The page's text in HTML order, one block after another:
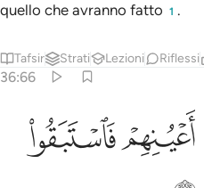
quello che avranno fatto 1 .
Tafsir Strati Lezioni Riflessi
36:66
الصراط فانى يبصرون ٦٦
ٱلصِّرَٰطَ فَأَنَّىٰ يُبْصِرُونَ ٦٦
ﲠﲡ